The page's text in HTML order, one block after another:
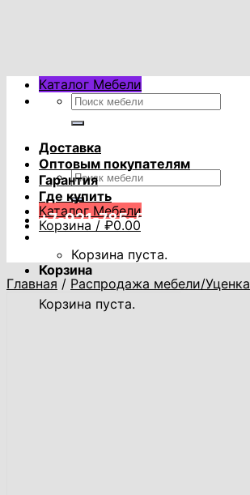
Искать:
Каталог Мебели
+7-921-785-53-53
Корзина
Корзина пуста.
Каталог Мебели
Искать:
Доставка
Оптовым покупателям
Гарантия
Где купить
Корзина / ₽0.00
Корзина пуста.
Главная / Распродажа мебели/Уценка